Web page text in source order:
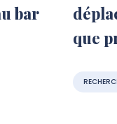
bar
que